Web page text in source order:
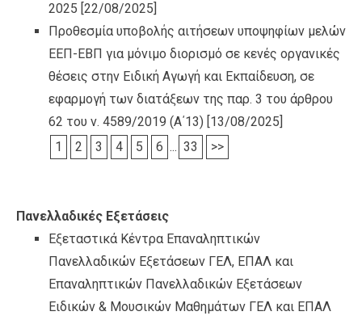
2025 [22/08/2025]
Προθεσμία υποβολής αιτήσεων υποψηφίων μελών
ΕΕΠ-ΕΒΠ για μόνιμο διορισμό σε κενές οργανικές
θέσεις στην Ειδική Αγωγή και Εκπαίδευση, σε
εφαρμογή των διατάξεων της παρ. 3 του άρθρου
62 του ν. 4589/2019 (Α΄13) [13/08/2025]
1
2 3 4 5 6 ... 33 >>
Πανελλαδικές Εξετάσεις
Εξεταστικά Κέντρα Επαναληπτικών
Πανελλαδικών Εξετάσεων ΓΕΛ, ΕΠΑΛ και
Επαναληπτικών Πανελλαδικών Εξετάσεων
Ειδικών & Μουσικών Μαθημάτων ΓΕΛ και ΕΠΑΛ